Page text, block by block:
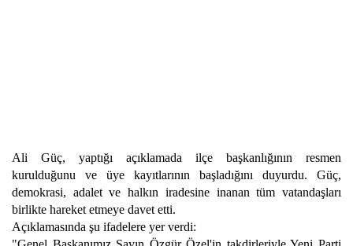
Ali Güç, yaptığı açıklamada ilçe başkanlığının resmen
kurulduğunu ve üye kayıtlarının başladığını duyurdu. Güç,
demokrasi, adalet ve halkın iradesine inanan tüm vatandaşları
birlikte hareket etmeye davet etti.
Açıklamasında şu ifadelere yer verdi: